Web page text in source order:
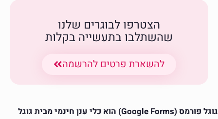
הצטרפו לבוגרים שלנו
שהשתלבו בתעשייה בקלות
להשארת פרטים להרשמה
גוגל פורמס (Google Forms) הוא כלי ענן חינמי מבית גוגל